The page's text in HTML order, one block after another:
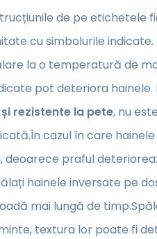
de pe etichetele
cu simbolurile indicate.
la o temperatură de
pot deteriora
rezistente la pete, nu
cazul în care
deoarece praful
hainele inversate pe
mai lungă de
textura lor poate fi